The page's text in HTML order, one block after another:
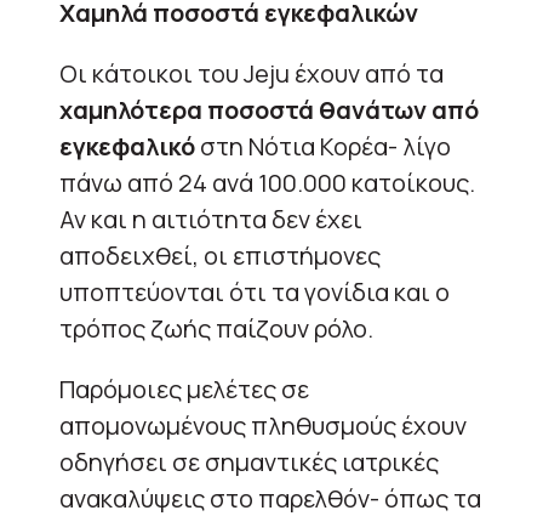
Χαμηλά ποσοστά εγκεφαλικών
Οι κάτοικοι του Jeju έχουν από τα
χαμηλότερα ποσοστά θανάτων από
εγκεφαλικόστη Νότια Κορέα- λίγο
πάνω από 24 ανά 100.000 κατοίκους.
Αν και η αιτιότητα δεν έχει
αποδειχθεί, οι επιστήμονες
υποπτεύονται ότι τα γονίδια και ο
τρόπος ζωής παίζουν ρόλο.
Παρόμοιες μελέτες σε
απομονωμένους πληθυσμούς έχουν
οδηγήσει σε σημαντικές ιατρικές
ανακαλύψεις στο παρελθόν- όπως τα